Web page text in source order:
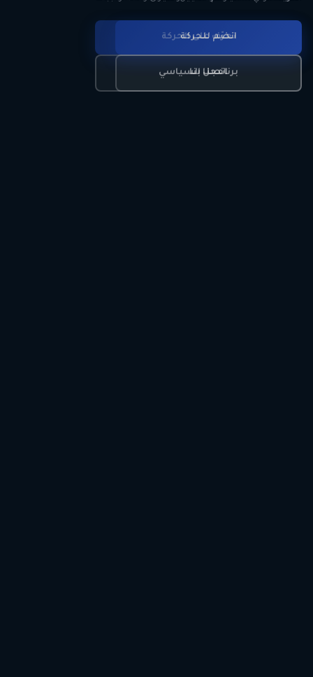
تعرّف على الحركة
برنامجنا السياسي
انضم للحركة
اتصل بنا